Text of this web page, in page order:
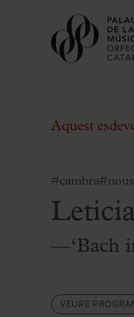
Comprar
Regala
Activitats
Aquest
#cambra
—‘Bach
VEURE